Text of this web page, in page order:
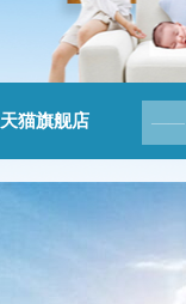
天猫旗舰店 ——